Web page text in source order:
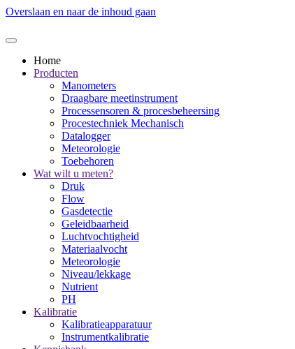
Overslaan en naar de inhoud gaan
Home
Producten
Manometers
Draagbare meetinstrument
Processensoren & procesbeheersing
Procestechniek Mechanisch
Datalogger
Meteorologie
Toebehoren
Wat wilt u meten?
Druk
Flow
Gasdetectie
Geleidbaarheid
Luchtvochtigheid
Materiaalvocht
Meteorologie
Niveau/lekkage
Nutrient
PH
Kalibratie
Kalibratieapparatuur
Instrumentkalibratie